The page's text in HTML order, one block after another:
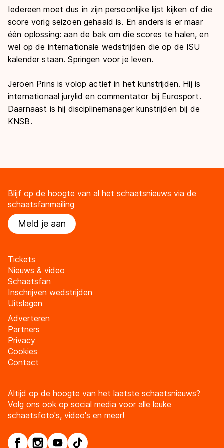
Iedereen moet dus in zijn persoonlijke lijst kijken of die
score vorig seizoen gehaald is. En anders is er maar
één oplossing: aan de bak om die scores te halen, en
wel op de internationale wedstrijden die op de ISU
kalender staan. Springen voor je leven.
Jeroen Prins is volop actief in het kunstrijden. Hij is
internationaal jurylid en commentator bij Eurosport.
Daarnaast is hij disciplinemanager kunstrijden bij de
KNSB.
Blijf op de hoogte van al het schaatsnieuws via de
schaatsfanmailing
Meld je aan
Tickets
Nieuws & video
Schaatsfan
Inschrijven wedstrijden
Uitslagen
Adverteren
Partners
Privacy
Cookies
Contact
Altijd op de hoogte van het laatste schaatsnieuws?
Volg ons ook op social media voor alle leuke
schaatsfoto's, video's en meer!